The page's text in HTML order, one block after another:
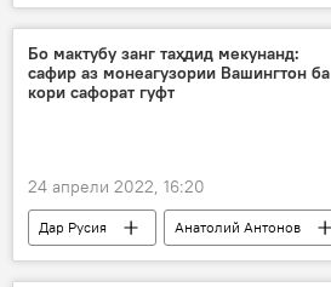
фоида
Иқтисод
бонк
молия
Бо мактубу занг таҳдид мекунанд:
сафир аз монеагузории Вашингтон ба
кори сафорат гуфт
24 апрели 2022, 16:20
Дар Русия
Анатолий Антонов
Сиёсат
Амрико